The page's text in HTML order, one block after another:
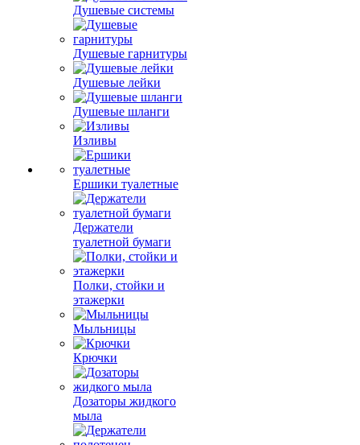
Душевые системы
Душевые гарнитуры
Душевые лейки
Душевые шланги
Изливы
Ершики туалетные
Держатели
туалетной бумаги
Полки, стойки и
этажерки
Мыльницы
Крючки
Дозаторы жидкого
мыла